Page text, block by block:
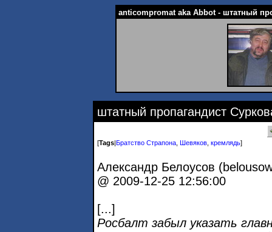
anticompromat aka Abbot - штатный
штатный пропагандист
[Tags| Братство Страпона, Шевяков, кремлядь]
Александр Белоусов
@ 2009-12-25 12:56:00
[...]
Росбалт забыл указать